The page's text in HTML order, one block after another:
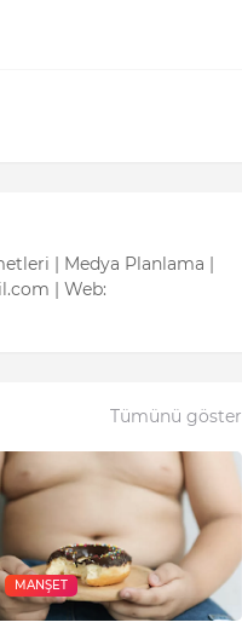
| Medya Planlama |
| Web:
Tümünü göster
MANŞET